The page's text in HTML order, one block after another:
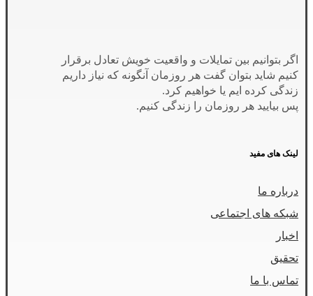
اگر بتوانیم بین تمایلات و واقعیت خویش تعادل برقرار
کنیم شاید بتوان گفت هر روزمان آنگونه که نیاز داریم
زندگی کرده ایم یا خواهیم کرد.
پس بیایید هر روزمان را زندگی کنیم.
لینک های مفید
درباره ما
شبکه های اجتماعی
اخبار
تحقیق
تماس با ما